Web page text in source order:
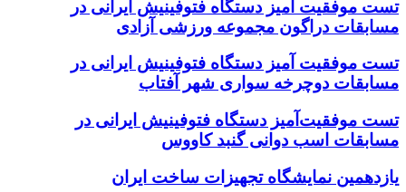
تست موفقیت آمیز دستگاه فتوفینیش ایرانی در
مسابقات دراگون مجموعه ورزشی آزادی
تست موفقیت آمیز دستگاه فتوفینیش ایرانی در
مسابقات دوچرخه سواری شهر آفتاب
تست موفقیت‌آمیز دستگاه فتوفینیش ایرانی در
مسابقات اسب دوانی گنبد کاووس
یازدهمین نمایشگاه تجهیزات ساخت ایران